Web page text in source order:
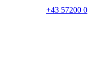
+43 57200 0